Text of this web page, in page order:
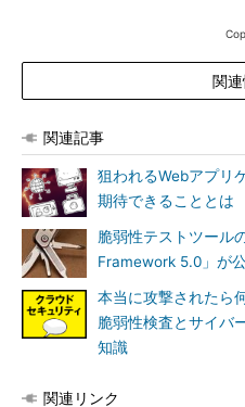
関
関連記事
狙われるWebアプリ
期待できることとは
脆弱性テストツール
Framework 5.0」が
本当に攻撃された
脆弱性検査とサイバ
知識
関連リンク